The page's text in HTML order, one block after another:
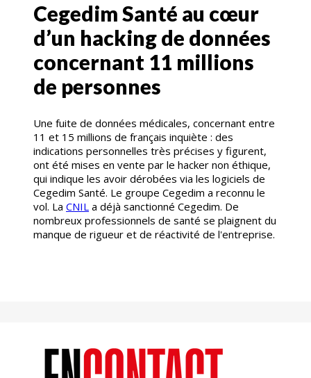
Cegedim Santé au cœur
d’un hacking de données
concernant 11 millions
de personnes
Une fuite de données médicales, concernant entre
11 et 15 millions de français inquiète : des
indications personnelles très précises y figurent,
ont été mises en vente par le hacker non éthique,
qui indique les avoir dérobées via les logiciels de
Cegedim Santé. Le groupe Cegedim a reconnu le
vol. La CNIL a déjà sanctionné Cegedim. De
nombreux professionnels de santé se plaignent du
manque de rigueur et de réactivité de l'entreprise.